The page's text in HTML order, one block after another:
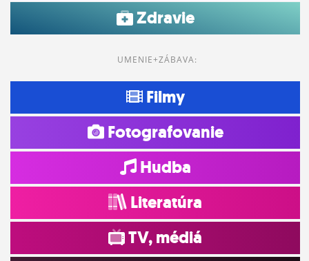
Zdravie
UMENIE+ZÁBAVA:
Filmy
Fotografovanie
Hudba
Literatúra
TV, médiá